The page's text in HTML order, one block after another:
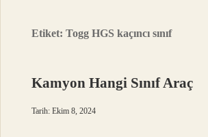
Etiket:Togg HGS kaçıncı sınıf
Kamyon Hangi Sınıf Araç
Tarih: Ekim 8, 2024